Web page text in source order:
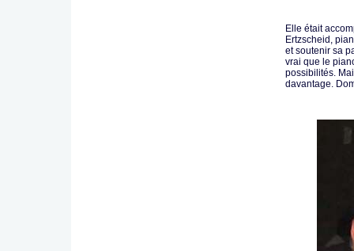
Elle était
Ertzscheid,
et soutenir sa
vrai que le
possibilités.
davantage.